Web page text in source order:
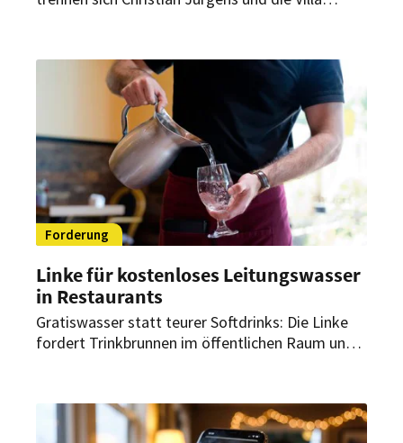
Forderung
Linke für kostenloses Leitungswasser
in Restaurants
Gratiswasser statt teurer Softdrinks: Die Linke
fordert Trinkbrunnen im öffentlichen Raum und
ab.